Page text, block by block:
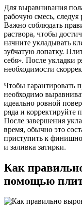
Для выравнивания
рабочую смесь,
Важно соблюдать
раствора, чтобы
начните укладывать
зубчатую лопатку.
себя». После укладки
необходимости
Чтобы гарантировать
необходимо
идеально ровной
ряда и
После завершения
время, обычно это
приступить к
и заливка затирки.
Как
помощью